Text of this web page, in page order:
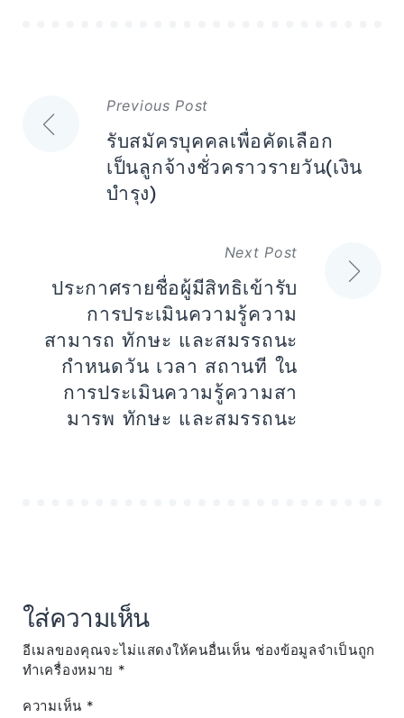
แนะแนว
เรื่อง
Previous Post
รับสมัครบุคคลเพื่อคัดเลือก
เป็นลูกจ้างชั่วคราวรายวัน(เงิน
บำรุง)
Next Post
ประกาศรายชื่อผู้มีสิทธิเข้ารับ
การประเมินความรู้ความ
สามารถ ทักษะ และสมรรถนะ
กำหนดวัน เวลา สถานที ใน
การประเมินความรู้ความสา
มารพ ทักษะ และสมรรถนะ
ใส่ความเห็น
อีเมลของคุณจะไม่แสดงให้คนอื่นเห็น ช่องข้อมูลจำเป็นถูก
ทำเครื่องหมาย *
ความเห็น *